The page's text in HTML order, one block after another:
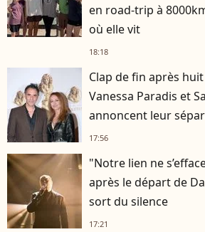
en road-trip à
où elle vit
18:18
Clap de fin après
Vanessa Paradis et
annoncent leur
17:56
"Notre lien ne
après le départ de
sort du silence
17:21